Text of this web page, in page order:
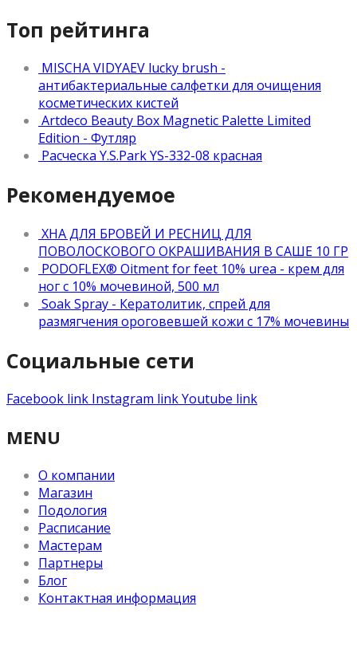
Топ рейтинга
MISCHA VIDYAEV lucky brush -
антибактериальные салфетки для очищения
косметических кистей
Artdeco Beauty Box Magnetic Palette Limited
Edition - Футляр
Расческа Y.S.Park YS-332-08 красная
Рекомендуемое
ХНА ДЛЯ БРОВЕЙ И РЕСНИЦ ДЛЯ
ПОВОЛОСКОВОГО ОКРАШИВАНИЯ В САШЕ 10 ГР
PODOFLEX® Oitment for feet 10% urea - крем для
ног с 10% мочевиной, 500 мл
Soak Spray - Кератолитик, спрей для
размягчения ороговевшей кожи с 17% мочевины
Социальные сети
Facebook link Instagram linkYoutube link
MENU
О компании
Магазин
Подология
Расписание
Мастерам
Партнеры
Блог
Контактная информация